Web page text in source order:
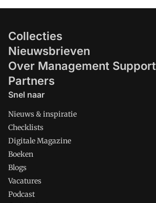
Collecties
Nieuwsbrieven
Over Management Support
Partners
Snel naar
Nieuws & inspiratie
Checklists
Digitale Magazine
Boeken
Blogs
Vacatures
Podcast